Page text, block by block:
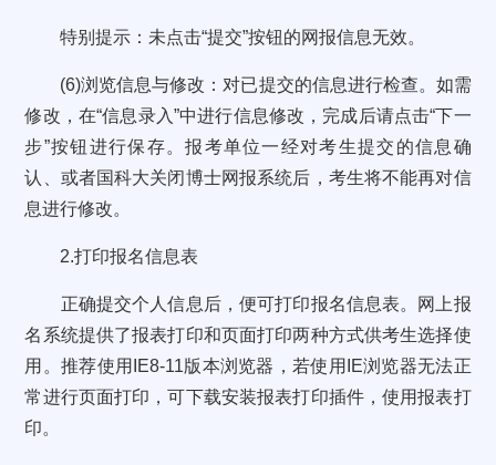
特别提示：未点击“提交”按钮的网报信息无效。
(6)浏览信息与修改：对已提交的信息进行检查。如需
修改，在“信息录入”中进行信息修改，完成后请点击“下一
步”按钮进行保存。报考单位一经对考生提交的信息确
认、或者国科大关闭博士网报系统后，考生将不能再对信
息进行修改。
2.打印报名信息表
正确提交个人信息后，便可打印报名信息表。网上报
名系统提供了报表打印和页面打印两种方式供考生选择使
用。推荐使用IE8-11版本浏览器，若使用IE浏览器无法正
常进行页面打印，可下载安装报表打印插件，使用报表打
印。